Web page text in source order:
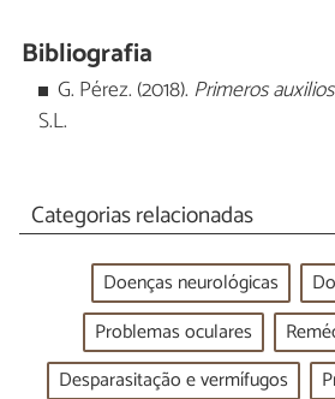
Bibliografia
G. Pérez. (2018). Primeros
S.L.
Categorias relacionadas
Doenças neurológicas
Problemas oculares
Desparasitação e vermífugos